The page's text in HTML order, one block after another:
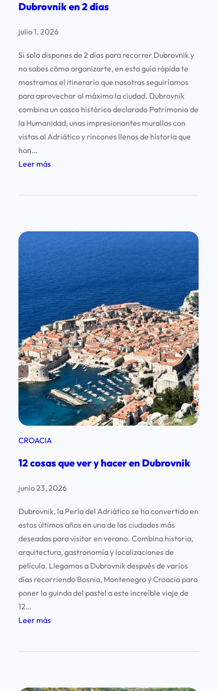
Dubrovnik en 2 días
julio 1, 2026
Si solo dispones de 2 días para recorrer Dubrovnik y
no sabes cómo organizarte, en esta guía rápida te
mostramos el itinerario que nosotros seguiríamos
para aprovechar al máximo la ciudad. Dubrovnik
combina un casco histórico declarado Patrimonio de
la Humanidad, unas impresionantes murallas con
vistas al Adriático y rincones llenos de historia que
han…
Leer más:
o
n
i
k
e
n
2
d
í
a
s
CROACIA
12 cosas que ver y hacer en Dubrovnik
junio 23, 2026
Dubrovnik, la Perla del Adriático se ha convertido en
estos últimos años en una de las ciudades más
deseadas para visitar en verano. Combina historia,
arquitectura, gastronomía y localizaciones de
película. Llegamos a Dubrovnik después de varios
días recorriendo Bosnia, Montenegro y Croacia para
poner la guinda del pastel a este increíble viaje de
12…
Leer más:
s